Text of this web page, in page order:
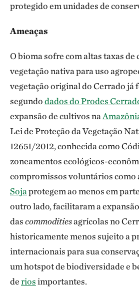
protegido em unidades de
Ameaças
O bioma sofre com altas taxas de
vegetação nativa para uso
vegetação original do Cerrado já
segundodados do Prodes
expansão de cultivos na
Lei de Proteção da Vegetação
12651/2012, conhecida como
zoneamentos ecológicos-
compromissos voluntários como
Sojaprotegem ao menos em
outro lado, facilitaram a expansão
dascommoditiesagrícolas no
historicamente menos sujeito a
internacionais para sua
um hotspot de biodiversidade e
deriosimportantes.